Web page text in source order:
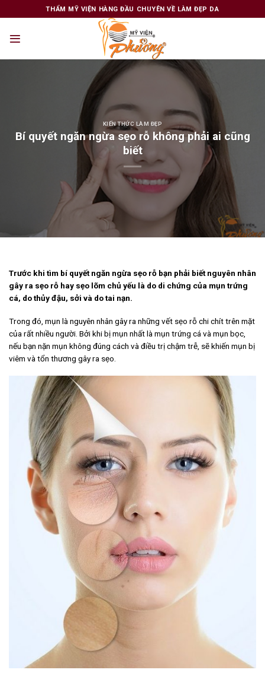
to
THẨM MỸ VIỆN HÀNG ĐẦU CHUYÊN VỀ LÀM ĐẸP DA
KIẾN THỨC LÀM ĐẸP
Bí quyết ngăn ngừa sẹo rỗ không phải ai cũng
biết
Trước khi tìm bí quyết ngăn ngừa sẹo rỗ bạn phải biết nguyên nhân
gây ra sẹo rỗ hay sẹo lõm chủ yếu là do di chứng của mụn trứng
cá, do thủy đậu, sởi và do tai nạn.
Trong đó, mụn là nguyên nhân gây ra những vết sẹo rỗ chi chít trên mặt
của rất nhiều người. Bởi khi bị mụn nhất là mụn trứng cá và mụn bọc,
nếu bạn nặn mụn không đúng cách và điều trị chậm trễ, sẽ khiến mụn bị
viêm và tổn thương gây ra sẹo.